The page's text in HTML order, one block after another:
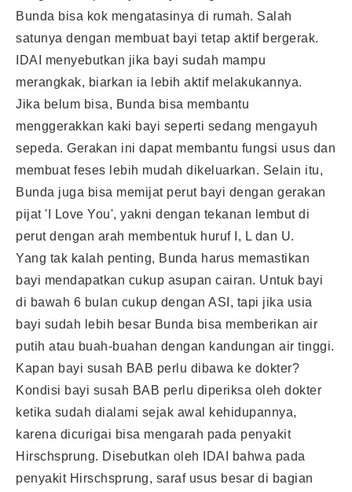
Bunda bisa kok mengatasinya di rumah. Salah
satunya dengan membuat bayi tetap aktif bergerak.
IDAI menyebutkan jika bayi sudah mampu
merangkak, biarkan ia lebih aktif melakukannya.
Jika belum bisa, Bunda bisa membantu
menggerakkan kaki bayi seperti sedang mengayuh
sepeda. Gerakan ini dapat membantu fungsi usus dan
membuat feses lebih mudah dikeluarkan. Selain itu,
Bunda juga bisa memijat perut bayi dengan gerakan
pijat 'I Love You', yakni dengan tekanan lembut di
perut dengan arah membentuk huruf I, L dan U.
Yang tak kalah penting, Bunda harus memastikan
bayi mendapatkan cukup asupan cairan. Untuk bayi
di bawah 6 bulan cukup dengan ASI, tapi jika usia
bayi sudah lebih besar Bunda bisa memberikan air
putih atau buah-buahan dengan kandungan air tinggi.
Kapan bayi susah BAB perlu dibawa ke dokter?
Kondisi bayi susah BAB perlu diperiksa oleh dokter
ketika sudah dialami sejak awal kehidupannya,
karena dicurigai bisa mengarah pada penyakit
Hirschsprung. Disebutkan oleh IDAI bahwa pada
penyakit Hirschsprung, saraf usus besar di bagian